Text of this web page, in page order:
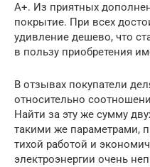
А+. Из приятных
покрытие. При всех
удивление дешево, что
в пользу приобретения
В отзывах покупатели
относительно
Найти за эту же сумму
такими же параметрами,
тихой работой и
электроэнергии очень